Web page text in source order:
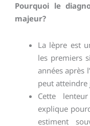
Pourquoi le
majeur?
La lèpre est
les premiers
années après
peut atteindre
Cette
explique
estiment